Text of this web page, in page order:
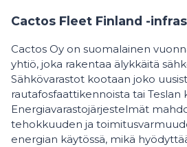
Cactos Fleet Finland -
Cactos Oy on suomalainen
yhtiö, joka rakentaa älykkäitä
Sähkövarastot kootaan joko
rautafosfaattikennoista tai Teslan
Energiavarastojärjestelmät
tehokkuuden ja
energian käytössä, mikä